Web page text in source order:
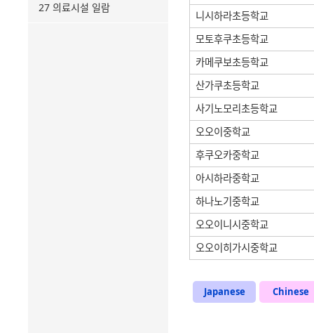
27 의료시설 일람
니시하라초등학교
모토후쿠초등학교
카메쿠보초등학교
산가쿠초등학교
사기노모리초등학교
오오이중학교
후쿠오카중학교
아시하라중학교
하나노기중학교
오오이니시중학교
오오이히가시중학교
Japanese Chinese